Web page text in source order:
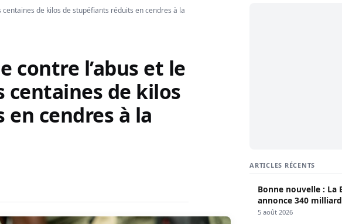
de kilos de stupéfiants réduits en cendres à la
contre l’abus et le
centaines de kilos
cendres à la
ARTICLES RÉCENTS
Bonne nouvelle : La
annonce 340
Sénégal
5 août 2026